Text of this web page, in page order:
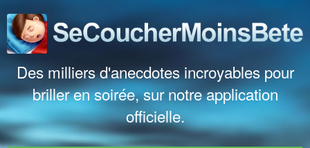
Des milliers d'anecdotes incroyables pour
briller en soirée, sur notre application
officielle.